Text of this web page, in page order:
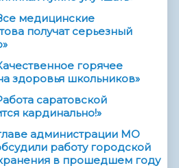
медицинские
получат серьезный
горячее
здоровья школьников»
саратовской
кардинально!»
администрации МО
работу городской
в прошедшем году